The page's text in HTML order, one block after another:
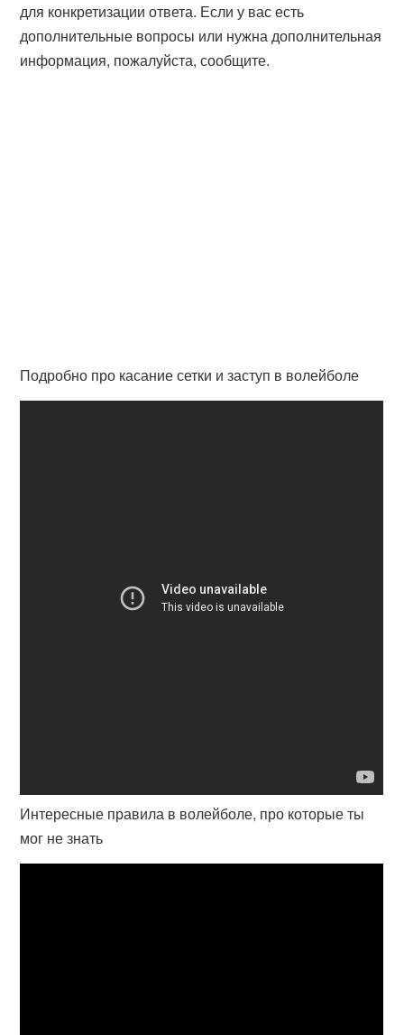
для конкретизации ответа. Если у вас есть
дополнительные вопросы или нужна дополнительная
информация, пожалуйста, сообщите.
Подробно про касание сетки и заступ в волейболе
Интересные правила в волейболе, про которые ты
мог не знать